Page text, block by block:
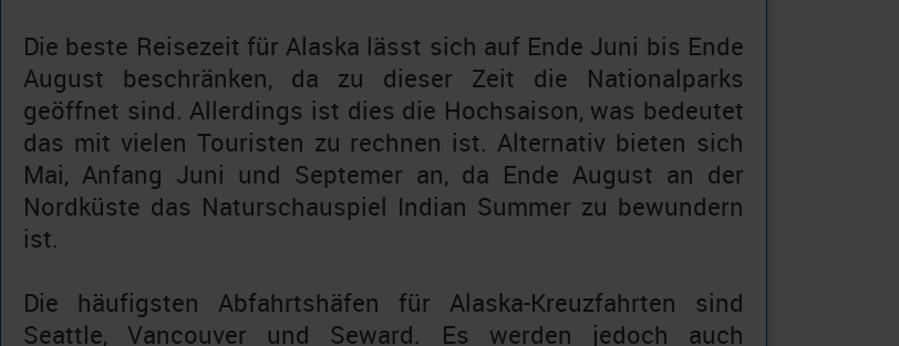
Die beste Reisezeit für Alaska lässt sich auf Ende Juni bis Ende
August beschränken, da zu dieser Zeit die Nationalparks
geöffnet sind. Allerdings ist dies die Hochsaison, was bedeutet
das mit vielen Touristen zu rechnen ist. Alternativ bieten sich
Mai, Anfang Juni und Septemer an, da Ende August an der
Nordküste das Naturschauspiel Indian Summer zu bewundern
ist.
Die häufigsten Abfahrtshäfen für Alaska-Kreuzfahrten sind
Seattle, Vancouver und Seward. Es werden jedoch auch